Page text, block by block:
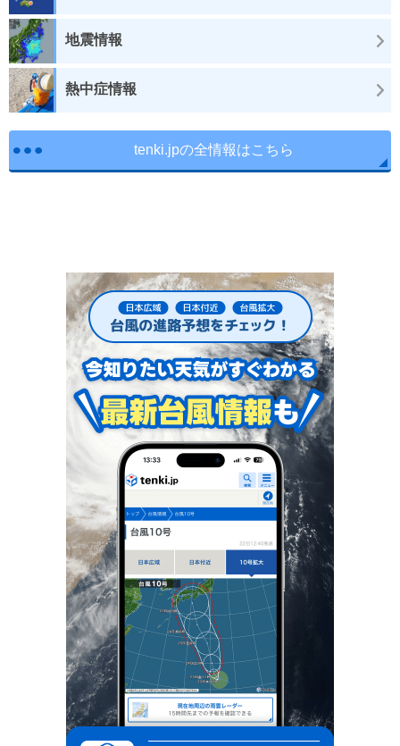
地震情報
熱中症情報
tenki.jpの全情報はこちら